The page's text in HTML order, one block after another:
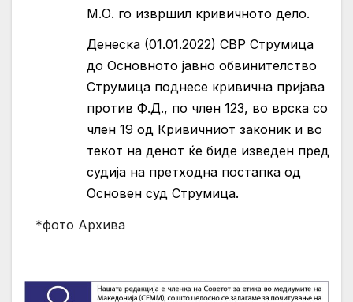
М.О. го извршил кривичното дело.
Денеска (01.01.2022) СВР Струмица
до Основното јавно обвинителство
Струмица поднесе кривична пријава
против Ф.Д., по член 123, во врска со
член 19 од Кривичниот законик и во
текот на денот ќе биде изведен пред
судија на претходна постапка од
Основен суд Струмица.
*фото Архива